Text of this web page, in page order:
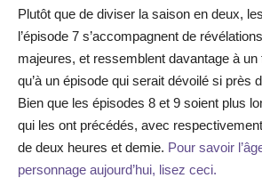
Plutôt que de diviser la saison en deux,
l’épisode 7 s’accompagnent de
majeures, et ressemblent davantage à
qu’à un épisode qui serait dévoilé si près
Bien que les épisodes 8 et 9 soient plus
qui les ont précédés, avec
de deux heures et demie. Pour savoir
personnage aujourd’hui, lisez ceci.